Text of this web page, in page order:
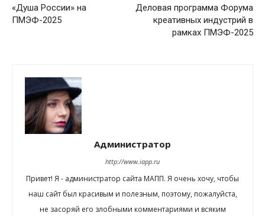
«Душа России» на
ПМЭФ-2025
Деловая программа Форума
креативных индустрий в
рамках ПМЭФ-2025
Администратор
http://www.iapp.ru
Привет! Я - администратор сайта МАПП. Я очень хочу, чтобы
наш сайт был красивым и полезным, поэтому, пожалуйста,
не засоряй его злобными комментариями и всяким